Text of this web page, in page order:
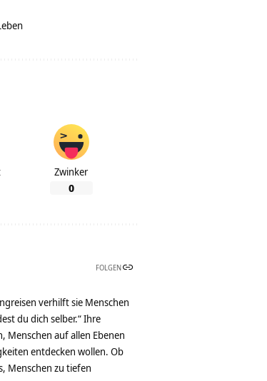
Zwinker
0
FOLGEN
verhilft sie Menschen
du dich selber.“ Ihre
Menschen auf allen Ebenen
entdecken wollen. Ob
Menschen zu tiefen